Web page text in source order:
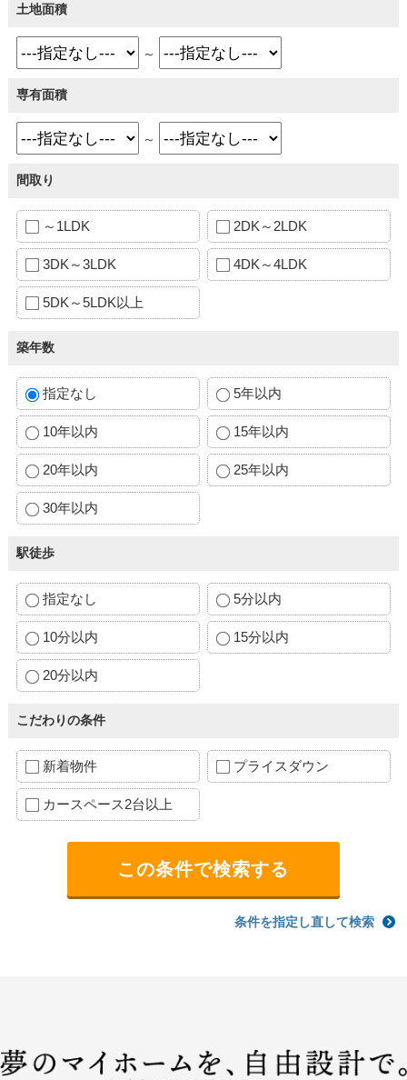
土地面積
～
専有面積
～
間取り
～1LDK 2DK～2LDK
3DK～3LDK 4DK～4LDK
5DK～5LDK以上
築年数
指定なし 5年以内
10年以内 15年以内
20年以内 25年以内
30年以内
駅徒歩
指定なし 5分以内
10分以内 15分以内
20分以内
こだわりの条件
新着物件 プライスダウン
カースペース2台以上
条件を指定し直して検索